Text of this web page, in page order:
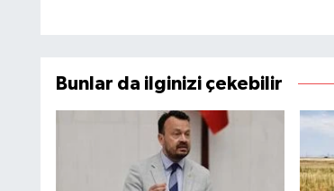
Bunlar da ilginizi çekebilir